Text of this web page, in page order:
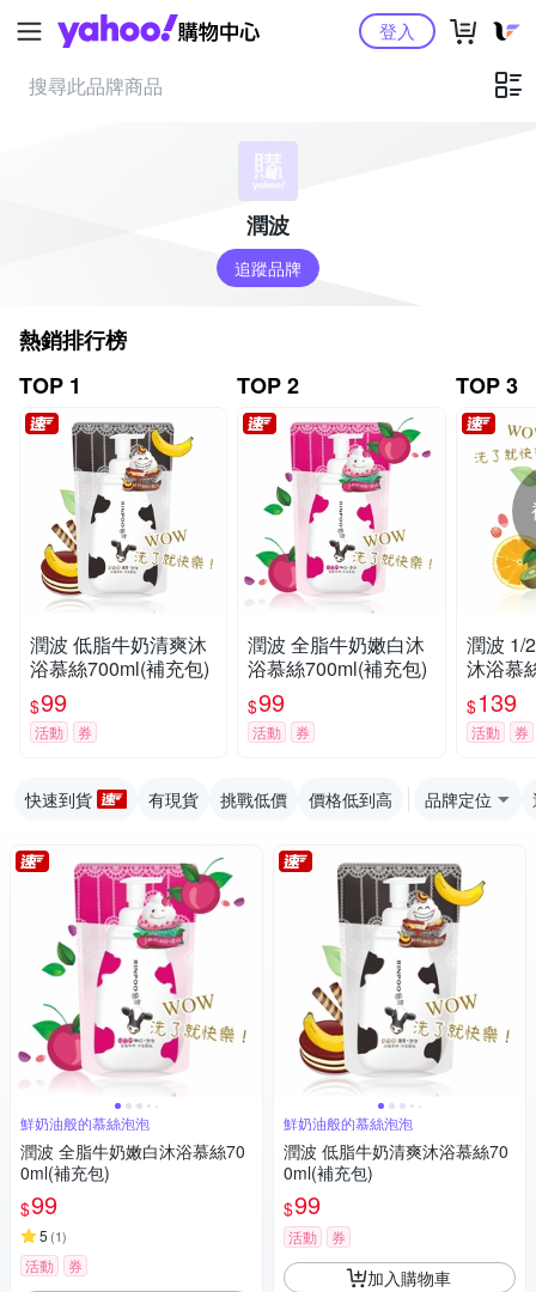
Yahoo購物中心登入
潤波
追蹤品牌
熱銷排行榜
TOP 1
潤波 低脂牛奶清爽沐
浴慕絲700ml(補充包)
$99
活動 券
TOP 2
潤波 全脂牛奶嫩白沐
浴慕絲700ml(補充包)
$99
活動 券
TOP 3
潤波 1/
沐浴慕
$139
活動 券
快速到貨 有現貨 挑戰低價 價格低到高 品牌定位
鮮奶油般的慕絲泡泡
潤波 全脂牛奶嫩白沐浴慕絲70
0ml(補充包)
$99
5 (1)
活動 券
鮮奶油般的慕絲泡泡
潤波 低脂牛奶清爽沐浴慕絲70
0ml(補充包)
$99
活動 券
加入購物車